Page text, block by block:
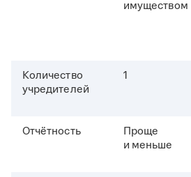
имуществом
Количество
учредителей
1
Отчётность
Проще
и меньше